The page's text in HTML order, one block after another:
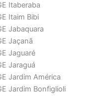
Itaberaba
Itaim Bibi
Jabaquara
Jaçanã
Jaguaré
Jaraguá
Jardim América
Jardim Bonfiglioli